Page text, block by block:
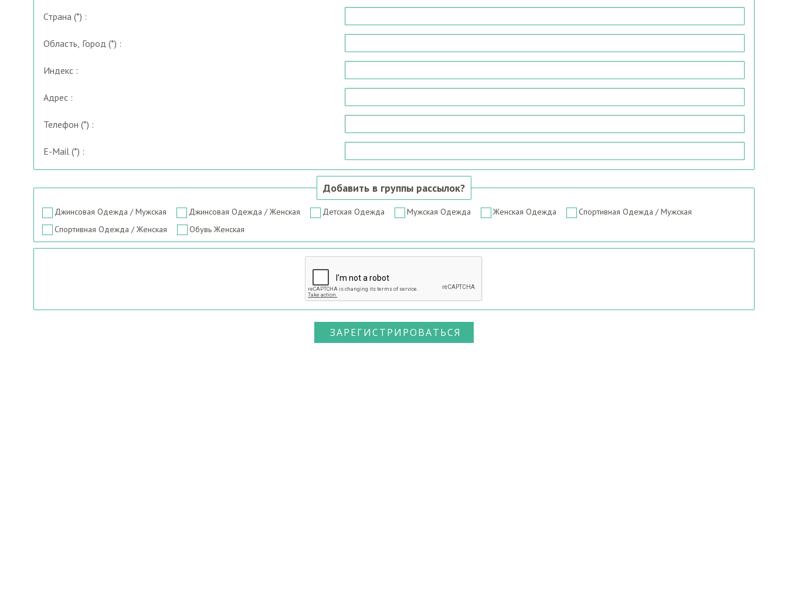
Страна (*) :
Область, Город (*) :
Индекс :
Адрес :
Телефон (*) :
E-Mail (*) :
Добавить в группы рассылок?
Джинсовая Одежда / Мужская Джинсовая Одежда / Женская Детская Одежда Мужская Одежда Женская Одежда
Спортивная Одежда / Мужская
Спортивная Одежда / Женская
Обувь Женская
ЗАРЕГИСТРИРОВАТЬСЯ